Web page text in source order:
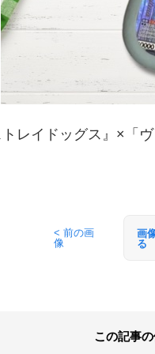
レイドッグス』×「
< 前の画
像
画
る
この記事の